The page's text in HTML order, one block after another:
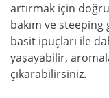
artırmak için doğru
bakım ve
basit ipuçları ile
yaşayabilir,
çıkarabilirsiniz.